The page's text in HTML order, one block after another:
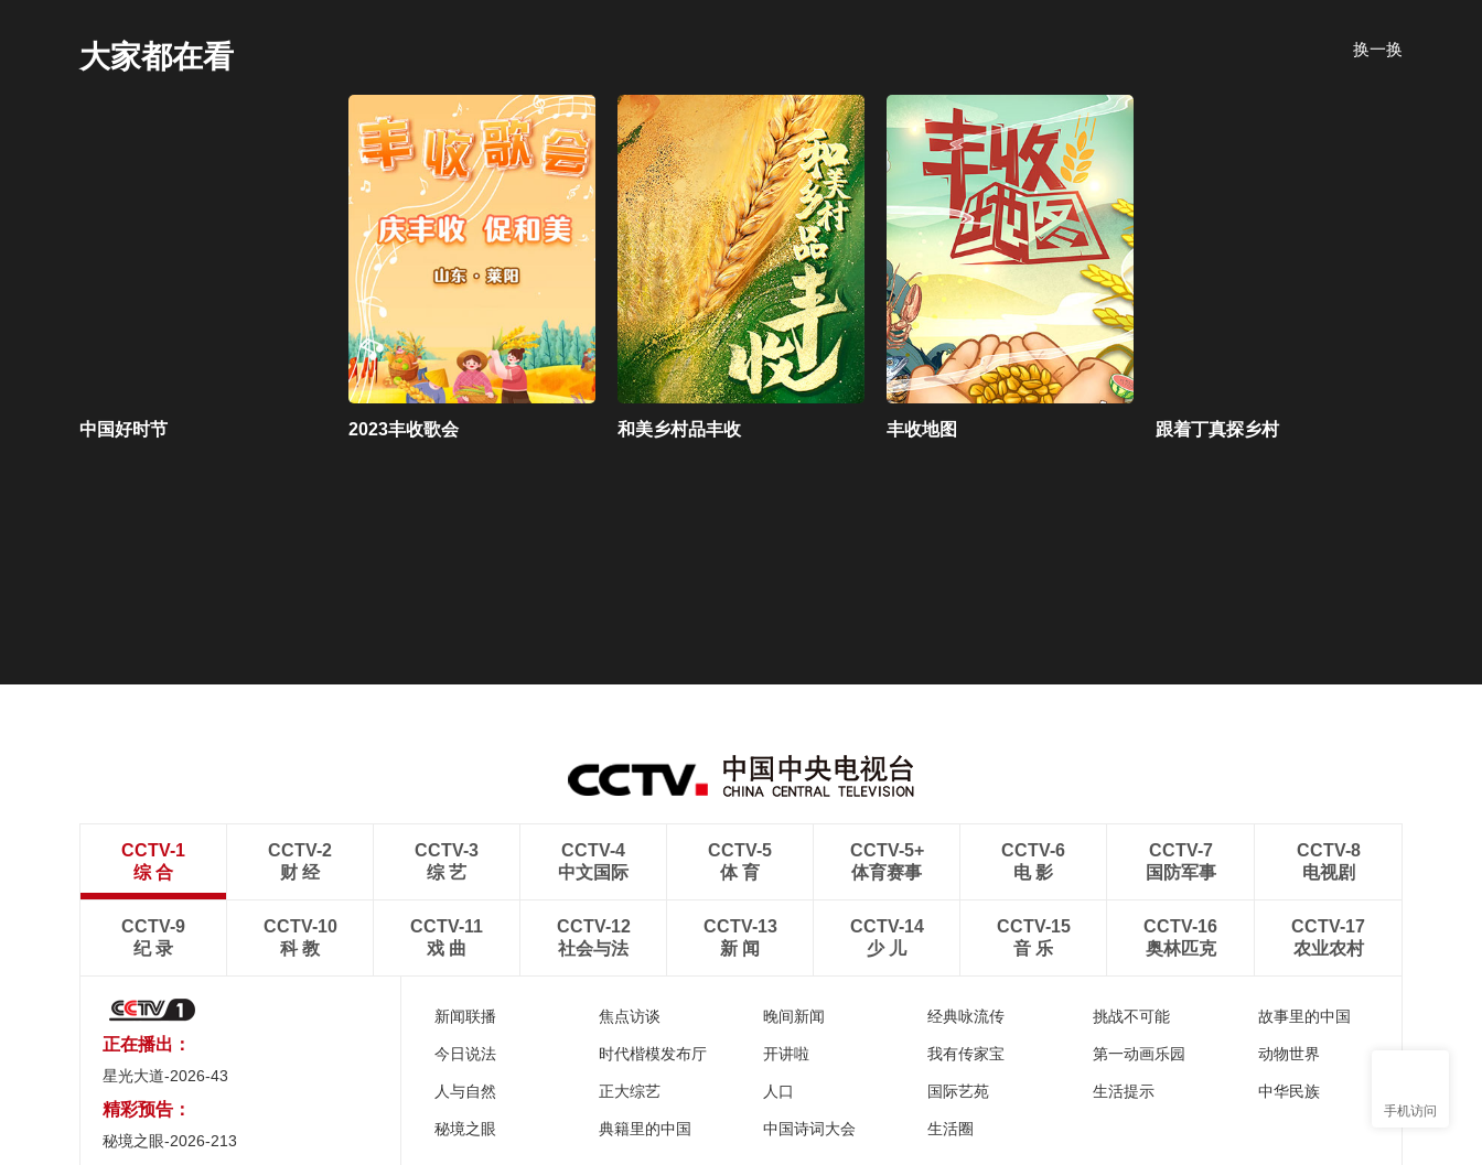
大家都在看 换一换
中国好时节 2023丰收歌会 和美乡村品丰收 丰收地图 跟着丁真探乡村
手机访问
CCTV-1
综 合
CCTV-2
财 经
CCTV-3
综 艺
CCTV-4
中文国际
CCTV-5
体 育
CCTV-5+
体育赛事
CCTV-6
电 影
CCTV-7
国防军事
CCTV-8
电视剧
CCTV-9
纪 录
CCTV-10
科 教
CCTV-11
戏 曲
CCTV-12
社会与法
CCTV-13
新 闻
CCTV-14
少 儿
CCTV-15
音 乐
CCTV-16
奥林匹克
CCTV-17
农业农村
正在播出：
星光大道-2026-43
精彩预告：
秘境之眼-2026-213
新闻联播 焦点访谈 晚间新闻 经典咏流传 挑战不可能 故事里的中国
今日说法 时代楷模发布厅 开讲啦 我有传家宝 第一动画乐园 动物世界
人与自然 正大综艺 人口 国际艺苑 生活提示 中华民族
秘境之眼 典籍里的中国 中国诗词大会 生活圈